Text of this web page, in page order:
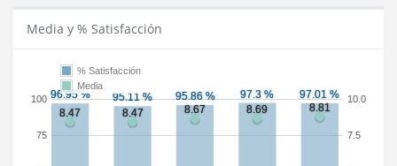
Media y % Satisfacción
75
100
7.5
10.0
% Satisfacción
Media